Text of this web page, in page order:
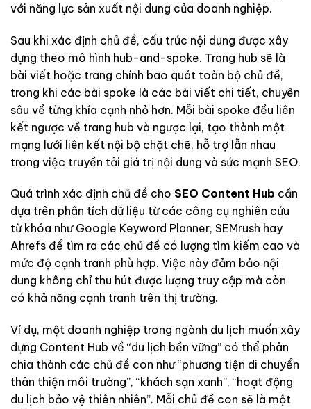
với năng lực sản xuất nội dung của doanh nghiệp.
Sau khi xác định chủ đề, cấu trúc nội dung được xây
dựng theo mô hình hub-and-spoke. Trang hub sẽ là
bài viết hoặc trang chính bao quát toàn bộ chủ đề,
trong khi các bài spoke là các bài viết chi tiết, chuyên
sâu về từng khía cạnh nhỏ hơn. Mỗi bài spoke đều liên
kết ngược về trang hub và ngược lại, tạo thành một
mạng lưới liên kết nội bộ chặt chẽ, hỗ trợ lẫn nhau
trong việc truyền tải giá trị nội dung và sức mạnh SEO.
Quá trình xác định chủ đề cho SEO Content Hub cần
dựa trên phân tích dữ liệu từ các công cụ nghiên cứu
từ khóa như Google Keyword Planner, SEMrush hay
Ahrefs để tìm ra các chủ đề có lượng tìm kiếm cao và
mức độ cạnh tranh phù hợp. Việc này đảm bảo nội
dung không chỉ thu hút được lượng truy cập mà còn
có khả năng cạnh tranh trên thị trường.
Ví dụ, một doanh nghiệp trong ngành du lịch muốn xây
dựng Content Hub về “du lịch bền vững” có thể phân
chia thành các chủ đề con như “phương tiện di chuyển
thân thiện môi trường”, “khách sạn xanh”, “hoạt động
du lịch bảo vệ thiên nhiên”. Mỗi chủ đề con sẽ là một